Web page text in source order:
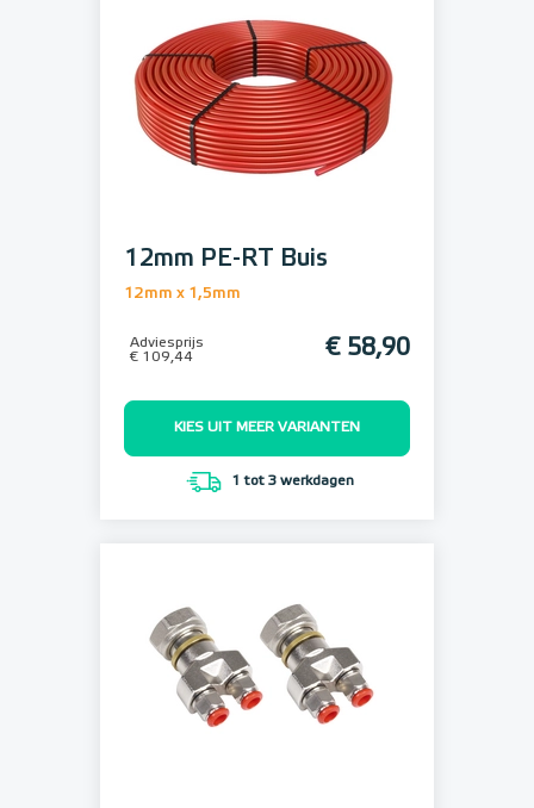
12mm PE-RT Buis
12mm x 1,5mm
Adviesprijs
€ 109,44
€ 58,90
KIES UIT MEER VARIANTEN
1 tot 3 werkdagen